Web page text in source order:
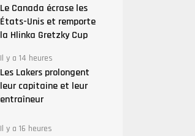
Le Canada écrase les
États-Unis et remporte
la Hlinka Gretzky Cup
Il y a 14 heures
Les Lakers prolongent
leur capitaine et leur
entraîneur
Il y a 16 heures